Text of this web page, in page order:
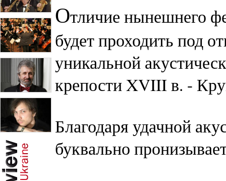
Отличие нынешнего
будет проходить под
уникальной
крепости XVIII в. -
Благодаря удачной
буквально